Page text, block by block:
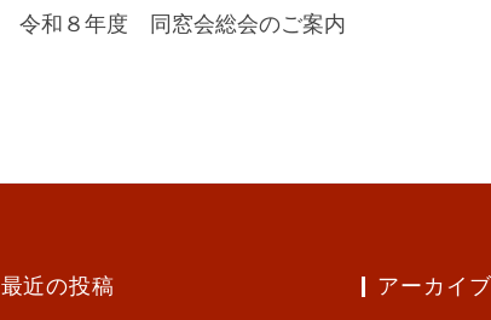
navigation
令和８年度 同窓会総会のご案内
最近の投稿 アーカイブ